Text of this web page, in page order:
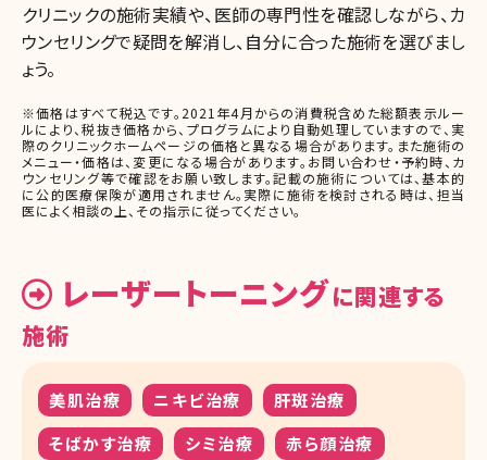
クリニックの施術実績や、医師の専門性を確認しながら、カ
ウンセリングで疑問を解消し、自分に合った施術を選びまし
ょう。
※価格はすべて税込です。2021年4月からの消費税含めた総額表示ルー
ルにより、税抜き価格から、プログラムにより自動処理していますので、実
際のクリニックホームページの価格と異なる場合があります。また施術の
メニュー・価格は、変更になる場合があります。お問い合わせ・予約時、カ
ウンセリング等で確認をお願い致します。記載の施術については、基本的
に公的医療保険が適用されません。実際に施術を検討される時は、担当
医によく相談の上、その指示に従ってください。
レーザートーニングに関連する
施術
美肌治療 ニキビ治療
肝斑治療
そばかす治療
シミ治療 赤ら顔治療